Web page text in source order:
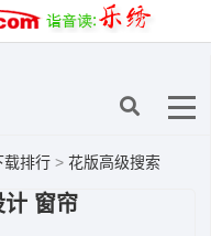
载排行 > 花版高级搜索
计 窗帘